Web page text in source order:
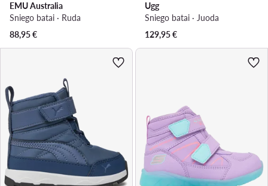
EMU Australia
Sniego batai · Ruda
88,95€
Ugg
Sniego batai · Juoda
129,95€